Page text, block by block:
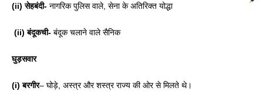
(ii) सेहबंदी- नागरिक पुलिस वाले, सेना के अतिरिक्त योद्धा
(ii) बंदूकची- बंदूक चलाने वाले सैनिक
घुड़सवार
(i) बरगीर– घोड़े, अस्त्र और शस्त्र राज्य की ओर से मिलते थे।